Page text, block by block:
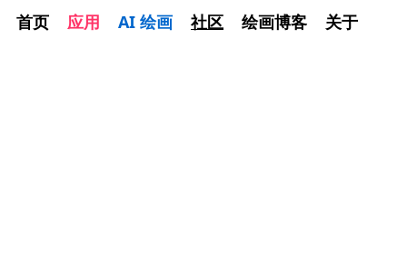
首页 应用 AI 绘画 社区 绘画博客 关于